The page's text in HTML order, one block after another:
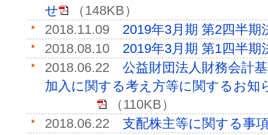
せ
（148KB）
2018.11.09 2019年3月期 第2四半期
2018.08.10 2019年3月期 第1四半期
2018.06.22 公益財団法人財務会計
加入に関する考え方等に関するお知
（110KB）
2018.06.22 支配株主等に関する事